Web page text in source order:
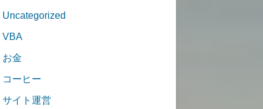
Uncategorized
VBA
お金
コーヒー
サイト運営